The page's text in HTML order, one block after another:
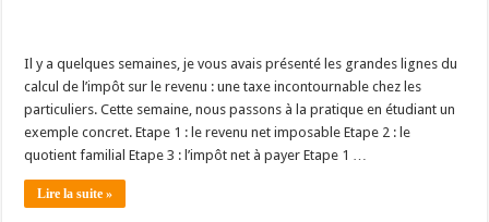
Il y a quelques semaines, je vous avais présenté les grandes lignes du
calcul de l’impôt sur le revenu : une taxe incontournable chez les
particuliers. Cette semaine, nous passons à la pratique en étudiant un
exemple concret. Etape 1 : le revenu net imposable Etape 2 : le
quotient familial Etape 3 : l’impôt net à payer Etape 1 …
Lire la suite »